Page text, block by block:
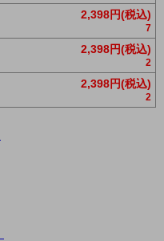
2,398円(税込)
7
2,398円(税込)
2
2,398円(税込)
2